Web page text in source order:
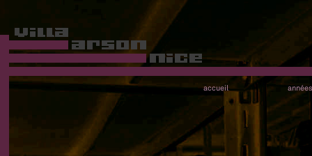
accueil années